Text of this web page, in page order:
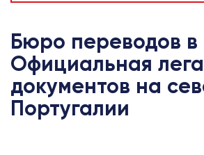
Бюро переводов в
Официальная
документов на
Португалии